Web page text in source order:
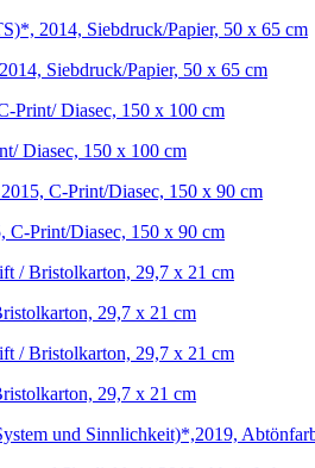
Siebdruck/Papier, 50 x 65 cm
Diasec, 150 x 100 cm
C-Print/Diasec, 150 x 90 cm
29,7 x 21 cm
29,7 x 21 cm